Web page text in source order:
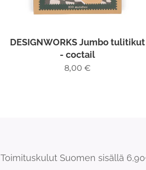
DESIGNWORKS Jumbo tulitikut
- coctail
8,00 €
Toimituskulut Suomen sisällä